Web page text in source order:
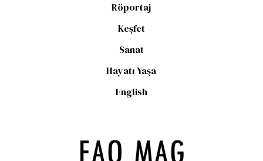
Röportaj
Keşfet
Sanat
Hayatı Yaşa
English